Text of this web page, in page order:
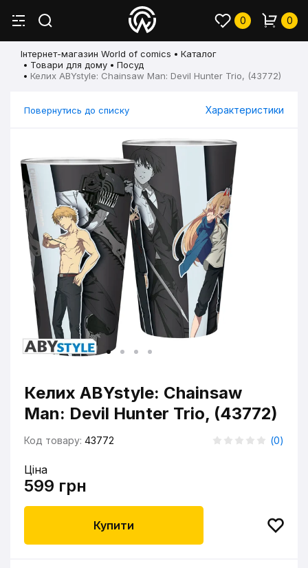
0 0
Інтернет-магазин World of comics
Каталог
Товари для дому
Посуд
Келих ABYstyle: Chainsaw Man: Devil Hunter Trio, (43772)
Повернутись до списку Характеристики
Келих ABYstyle: Chainsaw
Man: Devil Hunter Trio, (43772)
Код товару: 43772 (0)
Ціна
599 грн
Купити